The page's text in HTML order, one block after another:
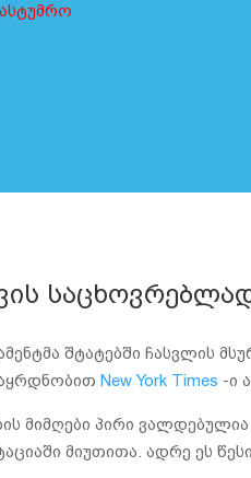
საცხოვრებლად
შტატებში ჩასვლის
New York Times -ი
მიმღები პირი
მიუთითა. ადრე ეს